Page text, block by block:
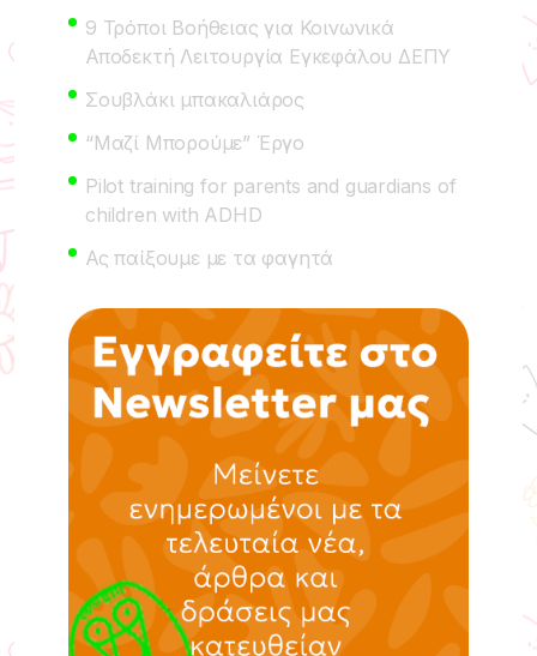
9 Τρόποι Βοήθειας για Κοινωνικά
Αποδεκτή Λειτουργία Εγκεφάλου ΔΕΠΥ
Σουβλάκι μπακαλιάρος
“Μαζί Μπορούμε” Έργο
Pilot training for parents and guardians of
children with ADHD
Ας παίξουμε με τα φαγητά